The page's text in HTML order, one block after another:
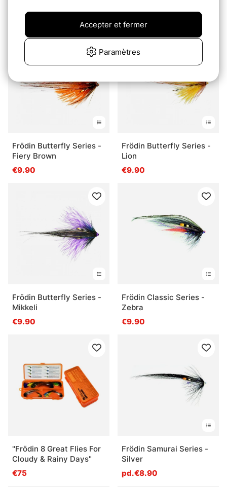
€9.90
Wing
Frödin Butterfly Series -
Fiery Brown
€9.90
Frödin Butterfly Series -
Lion
€9.90
Frödin Butterfly Series -
Mikkeli
€9.90
Frödin Classic Series -
Zebra
€9.90
"Frödin 8 Great Flies For
Cloudy & Rainy Days"
€75
Frödin Samurai Series -
Silver
pd.€8.90
Paramètres
Accepter et fermer